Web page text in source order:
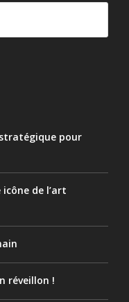
pour
de l’art
réveillon !